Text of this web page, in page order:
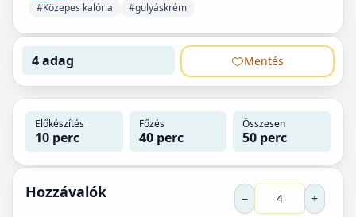
#Közepes kalória
#gulyáskrém
4 adag Mentés
Előkészítés
10 perc
Főzés
40 perc
Összesen
50 perc
Hozzávalók − +